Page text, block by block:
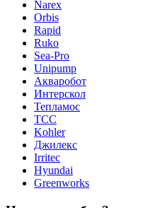
Narex
Orbis
Rapid
Ruko
Sea-Pro
Unipump
Акваробот
Интерскол
Тепламос
ТСС
Kohler
Джилекс
Irritec
Hyundai
Greenworks